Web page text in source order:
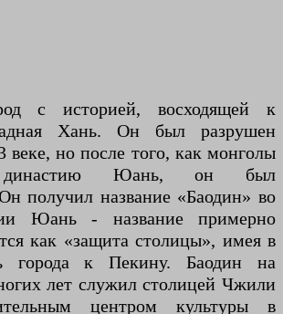
с историей, восходящей к
Хань. Он был разрушен
веке, но после того, как монголы
династию Юань, он был
получил название «Баодин» во
Юань - название примерно
как «защита столицы», имея в
города к Пекину. Баодин на
лет служил столицей Чжили
центром культуры в